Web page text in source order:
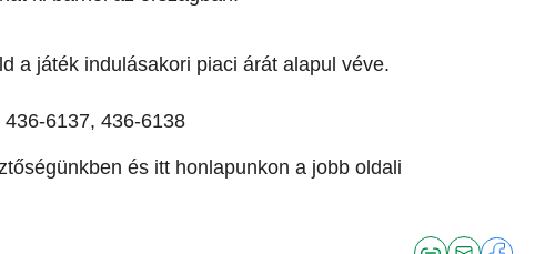
a játék indulásakori piaci árát alapul véve.
436-6137, 436-6138
és itt honlapunkon a jobb oldali